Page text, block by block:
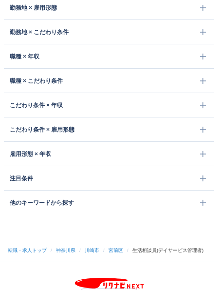
勤務地 × 雇用形態
勤務地 × こだわり条件
職種 × 年収
職種 × こだわり条件
こだわり条件 × 年収
こだわり条件 × 雇用形態
雇用形態 × 年収
注目条件
他のキーワードから探す
転職・求人トップ / 神奈川県 / 川崎市 / 宮前区 / 生活相談員(デイサービス管理者)